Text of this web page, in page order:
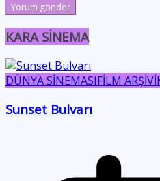
KARA SİNEMA
DÜNYA SİNEMASIFİLM ARŞİVİ
Sunset Bulvarı